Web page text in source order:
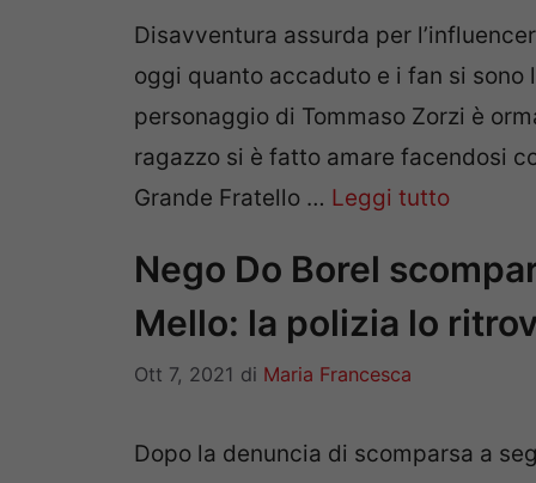
Disavventura assurda per
oggi quanto accaduto e i fan si
personaggio di Tommaso Zorzi è
ragazzo si è fatto amare facendosi
Grande Fratello … Leggi tutto
Nego Do Borel
Mello: la polizia lo
Ott 7, 2021 di Maria Francesca
Dopo la denuncia di scomparsa a